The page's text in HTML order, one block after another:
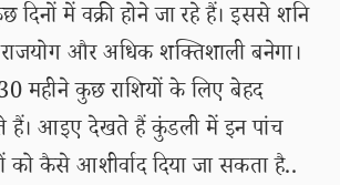
में वक्री होने जा रहे हैं। इससे शनि
और अधिक शक्तिशाली बनेगा।
महीने कुछ राशियों के लिए बेहद
हैं। आइए देखते हैं कुंडली में इन पांच
को कैसे आशीर्वाद दिया जा सकता है..